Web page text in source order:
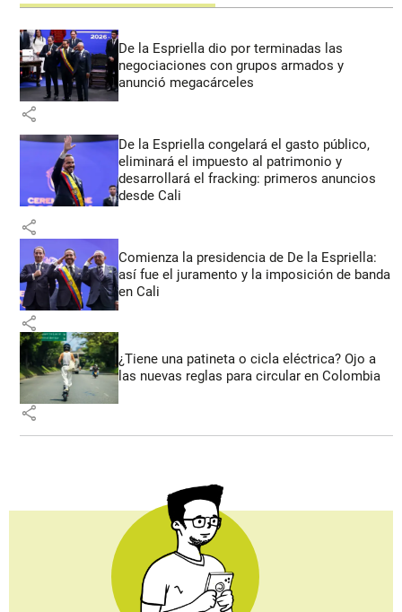
De la Espriella dio por terminadas las
negociaciones con grupos armados y
anunció megacárceles
share
De la Espriella congelará el gasto público,
eliminará el impuesto al patrimonio y
desarrollará el fracking: primeros anuncios
desde Cali
share
Comienza la presidencia de De la Espriella:
así fue el juramento y la imposición de banda
en Cali
share
¿Tiene una patineta o cicla eléctrica? Ojo a
las nuevas reglas para circular en Colombia
share